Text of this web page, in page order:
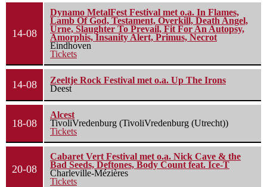
14-08
Dynamo MetalFest Festival met o.a. In Flames,
Lamb Of God, Testament, Overkill, Death Angel,
Urne, Slaughter To Prevail, Fit For An Autopsy,
Amorphis, Insanity Alert, Primus, Necrot
Eindhoven
Tickets
14-08
Zeeltje Rock Festival met o.a. Up The Irons
Deest
18-08
Alcest
TivoliVredenburg (TivoliVredenburg (Utrecht))
Tickets
20-08
Cabaret Vert Festival met o.a. Nick Cave & the
Bad Seeds, Deftones, Body Count feat. Ice-T
Charleville-Mézières
Tickets